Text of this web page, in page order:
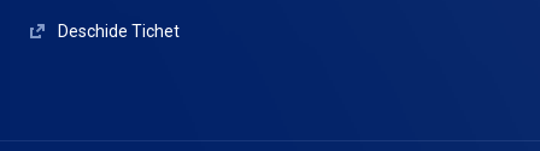
Deschide Tichet